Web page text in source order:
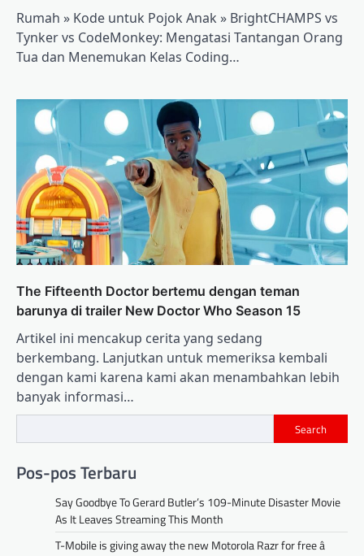
Rumah » Kode untuk Pojok Anak » BrightCHAMPS vs
Tynker vs CodeMonkey: Mengatasi Tantangan Orang
Tua dan Menemukan Kelas Coding…
The Fifteenth Doctor bertemu dengan teman
barunya di trailer New Doctor Who Season 15
Artikel ini mencakup cerita yang sedang
berkembang. Lanjutkan untuk memeriksa kembali
dengan kami karena kami akan menambahkan lebih
banyak informasi…
Search
Pos-pos Terbaru
Say Goodbye To Gerard Butler’s 109-Minute Disaster Movie
As It Leaves Streaming This Month
T-Mobile is giving away the new Motorola Razr for free â